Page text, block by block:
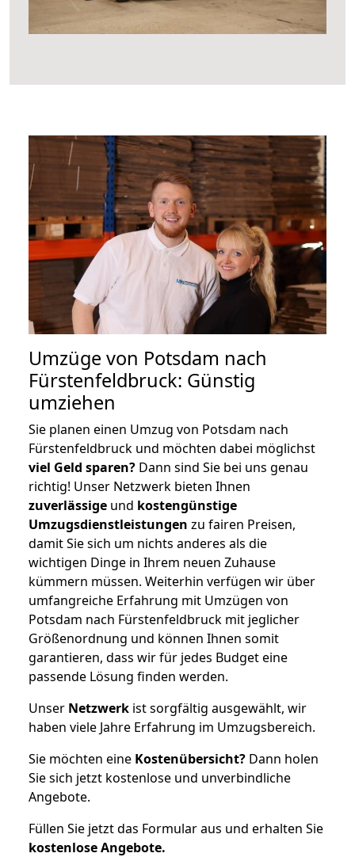
Umzüge von Potsdam nach
Fürstenfeldbruck: Günstig
umziehen
Sie planen einen Umzug von Potsdam nach
Fürstenfeldbruck und möchten dabei möglichst
viel Geld sparen? Dann sind Sie bei uns genau
richtig! Unser Netzwerk bieten Ihnen
zuverlässige und kostengünstige
Umzugsdienstleistungen zu fairen Preisen,
damit Sie sich um nichts anderes als die
wichtigen Dinge in Ihrem neuen Zuhause
kümmern müssen. Weiterhin verfügen wir über
umfangreiche Erfahrung mit Umzügen von
Potsdam nach Fürstenfeldbruck mit jeglicher
Größenordnung und können Ihnen somit
garantieren, dass wir für jedes Budget eine
passende Lösung finden werden.
Unser Netzwerk ist sorgfältig ausgewählt, wir
haben viele Jahre Erfahrung im Umzugsbereich.
Sie möchten eine Kostenübersicht? Dann holen
Sie sich jetzt kostenlose und unverbindliche
Angebote.
Füllen Sie jetzt das Formular aus und erhalten Sie
kostenloseAngebote.